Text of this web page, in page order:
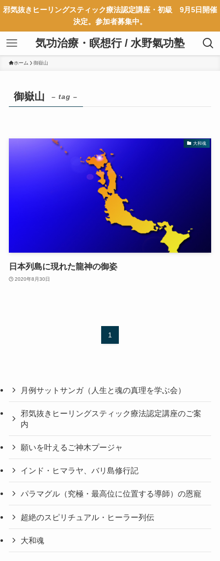
邪気抜きヒーリングスティック療法認定講座・初級 9月5日開催
決定。参加者募集中。
気功治療・瞑想行 / 水野氣功塾
ホーム 御嶽山
御嶽山 – tag –
大和魂
日本列島に現れた龍神の御姿
2020年8月30日
1
月例サットサンガ（人生と魂の真理を学ぶ会）
邪気抜きヒーリングスティック療法認定講座のご案
内
願いを叶えるご神木プージャ
インド・ヒマラヤ、バリ島修行記
パラマグル（究極・最高位に位置する導師）の恩寵
超絶のスピリチュアル・ヒーラー列伝
大和魂